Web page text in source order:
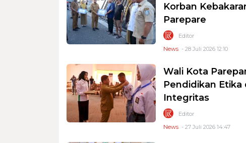
Korban
Parepare
Editor
News - 28 Juli 2026 12:10
Wali Kota
Pendidikan Etika
Integritas
Editor
News - 27 Juli 2026 14:47